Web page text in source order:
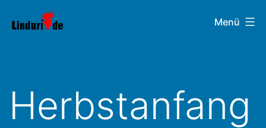
Inhalt
Linduri.de Menü
Herbstanfang